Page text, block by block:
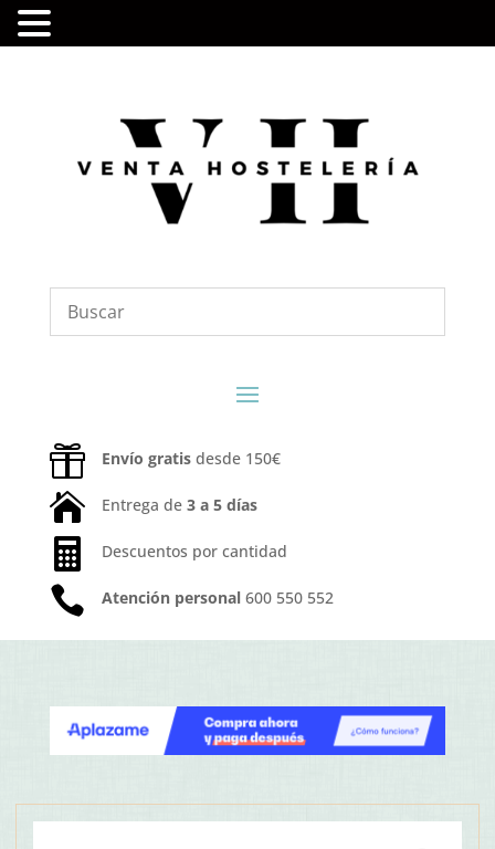
 Envío gratisdesde 150€
 Entrega de 3 a 5 días
 Descuentos por cantidad
 Atención personal600 550 552